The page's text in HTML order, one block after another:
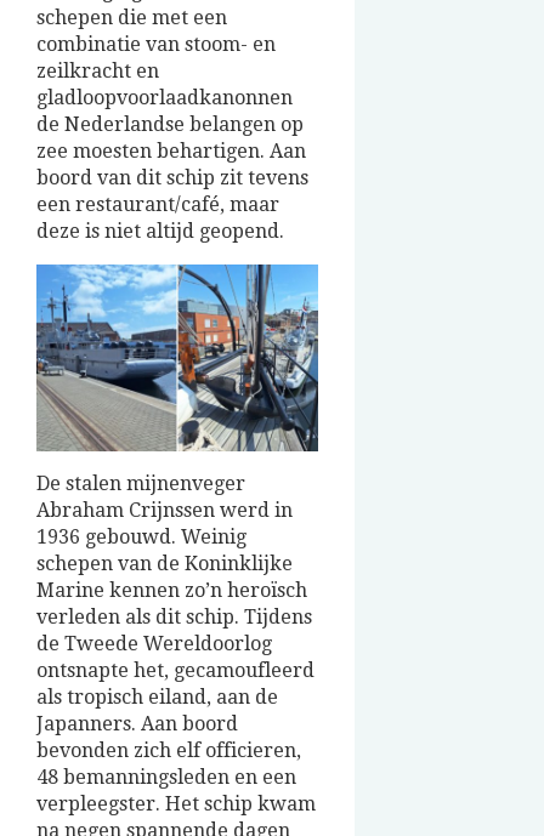
schepen die met een
combinatie van stoom- en
zeilkracht en
gladloopvoorlaadkanonnen
de Nederlandse belangen op
zee moesten behartigen. Aan
boord van dit schip zit tevens
een restaurant/café, maar
deze is niet altijd geopend.
De stalen mijnenveger
Abraham Crijnssen werd in
1936 gebouwd. Weinig
schepen van de Koninklijke
Marine kennen zo’n heroïsch
verleden als dit schip. Tijdens
de Tweede Wereldoorlog
ontsnapte het, gecamoufleerd
als tropisch eiland, aan de
Japanners. Aan boord
bevonden zich elf officieren,
48 bemanningsleden en een
verpleegster. Het schip kwam
na negen spannende dagen